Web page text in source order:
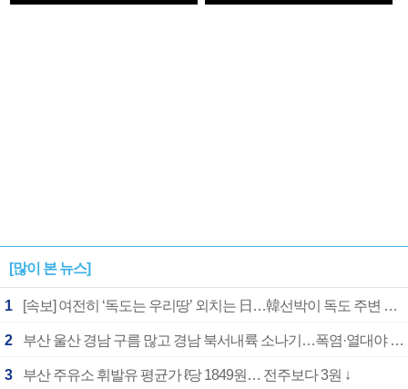
1182개팀 전수조사 확정
[많이 본 뉴스]
1 [속보] 여전히 ‘독도는 우리땅’ 외치는 日…韓선박이 독도 주변 해양조사 활동하자 반발
2 부산 울산 경남 구름 많고 경남 북서내륙 소나기…폭염·열대야 계속
3 부산 주유소 휘발유 평균가 ℓ당 1849원… 전주보다 3원 ↓